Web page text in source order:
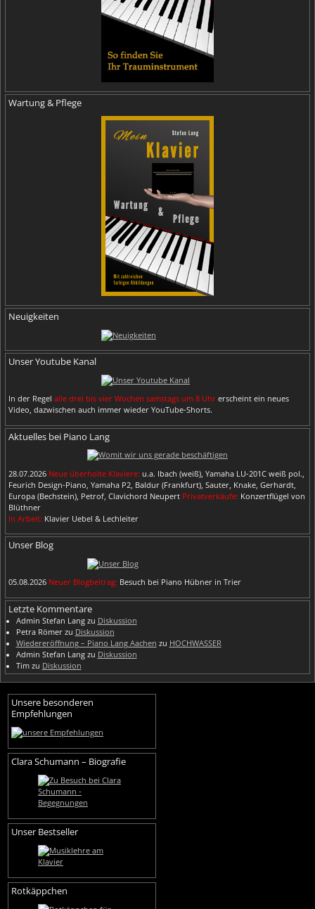
Wartung & Pflege
Neuigkeiten
Unser Youtube Kanal
In der Regel alle drei bis vier Wochen samstags um 8 Uhr erscheint ein neues
Video, dazwischen auch immer wieder YouTube-Shorts.
Aktuelles bei Piano Lang
28.07.2026 Neue überholte Klaviere: u.a. Ibach (weiß), Yamaha LU-201C weiß pol.,
Feurich Design-Piano, Yamaha P2, Baldur (Frankfurt), Sauter, Knake, Gerhardt,
Europa (Bechstein), Petrof, Clavichord Neupert Privatverkäufe: Konzertflügel von
Blüthner
In Arbeit: Klavier Uebel & Lechleiter
Unser Blog
05.08.2026 Neuer Blogbeitrag: Besuch bei Piano Hübner in Trier
Letzte Kommentare
Admin Stefan Langzu Diskussion
Petra Römerzu Diskussion
Wiedereröffnung – Piano Lang Aachen zu HOCHWASSER
Admin Stefan Langzu Diskussion
Timzu Diskussion
Unsere besonderen
Empfehlungen
Clara Schumann – Biografie
Unser Bestseller
Rotkäppchen